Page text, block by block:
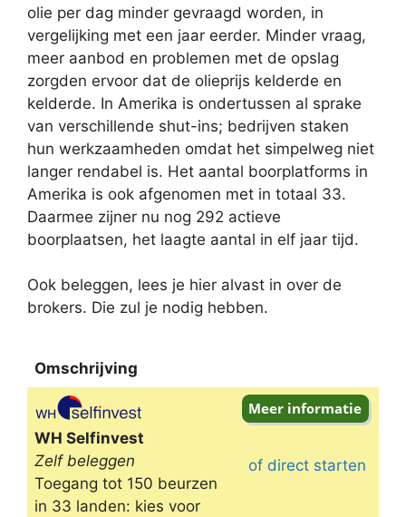
olie per dag minder gevraagd worden, in
vergelijking met een jaar eerder. Minder vraag,
meer aanbod en problemen met de opslag
zorgden ervoor dat de olieprijs kelderde en
kelderde. In Amerika is ondertussen al sprake
van verschillende shut-ins; bedrijven staken
hun werkzaamheden omdat het simpelweg niet
langer rendabel is. Het aantal boorplatforms in
Amerika is ook afgenomen met in totaal 33.
Daarmee zijner nu nog 292 actieve
boorplaatsen, het laagte aantal in elf jaar tijd.
Ook beleggen, lees je hier alvast in over de
brokers. Die zul je nodig hebben.
Omschrijving
Omschrijving
WH Selfinvest
Zelf beleggen
Toegang tot 150 beurzen
in 33 landen: kies voor
of direct starten